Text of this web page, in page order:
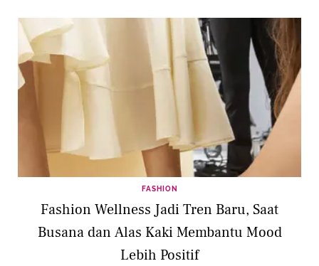
FASHION
Fashion Wellness Jadi Tren Baru, Saat
Busana dan Alas Kaki Membantu Mood
Lebih Positif